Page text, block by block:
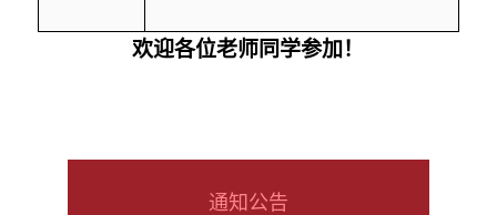
欢迎各位老师同学参加 ！
通知公告